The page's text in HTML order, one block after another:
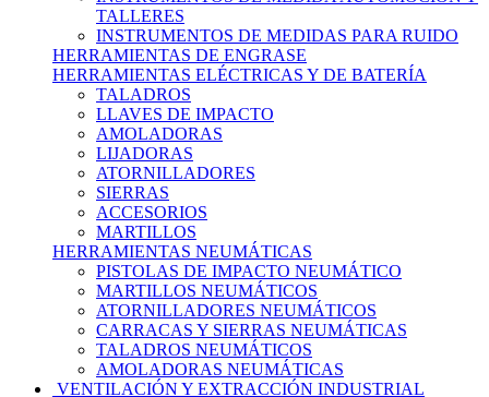
TALLERES
INSTRUMENTOS DE MEDIDAS PARA RUIDO
HERRAMIENTAS DE ENGRASE
HERRAMIENTAS ELÉCTRICAS Y DE BATERÍA
TALADROS
LLAVES DE IMPACTO
AMOLADORAS
LIJADORAS
ATORNILLADORES
SIERRAS
ACCESORIOS
MARTILLOS
HERRAMIENTAS NEUMÁTICAS
PISTOLAS DE IMPACTO NEUMÁTICO
MARTILLOS NEUMÁTICOS
ATORNILLADORES NEUMÁTICOS
CARRACAS Y SIERRAS NEUMÁTICAS
TALADROS NEUMÁTICOS
AMOLADORAS NEUMÁTICAS
VENTILACIÓN Y EXTRACCIÓN INDUSTRIAL